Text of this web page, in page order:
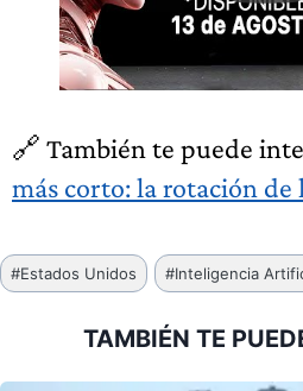
🔗 También te puede
más corto: la rotación de
Etiquetas
de
#Estados Unidos #Inteligencia
TAMBIÉN TE